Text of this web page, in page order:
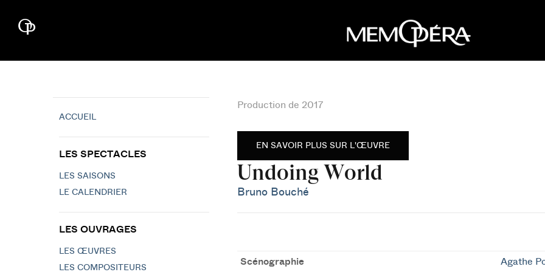
Production de 2017
EN SAVOIR PLUS SUR L'ŒUVRE
Undoing World
Bruno Bouché
Scénographie Agathe
ACCUEIL
LES SPECTACLES
LES SAISONS
LE CALENDRIER
LES OUVRAGES
LES ŒUVRES
LES COMPOSITEURS